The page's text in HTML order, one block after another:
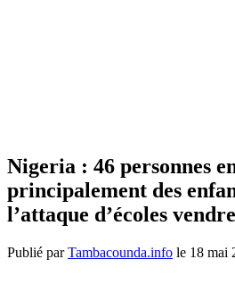
Nigeria : 46 personnes
principalement des
l’attaque d’écoles
Publié parTambacounda.info le 18 mai